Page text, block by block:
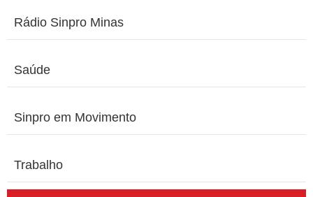
Rádio Sinpro Minas
Saúde
Sinpro em Movimento
Trabalho